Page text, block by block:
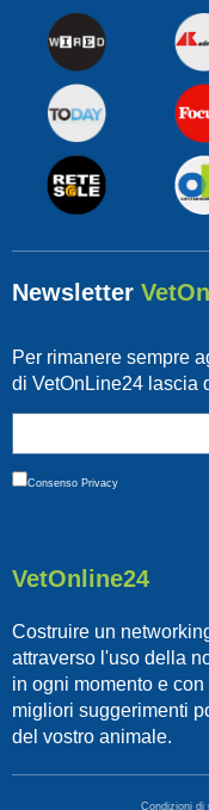
Newsletter
Per rimanere sempre
di VetOnLine24 lascia
Consenso Privacy
VetOnline24
Costruire un
attraverso l'uso della
in ogni momento e
migliori suggerimenti
del vostro animale.
Condizioni di